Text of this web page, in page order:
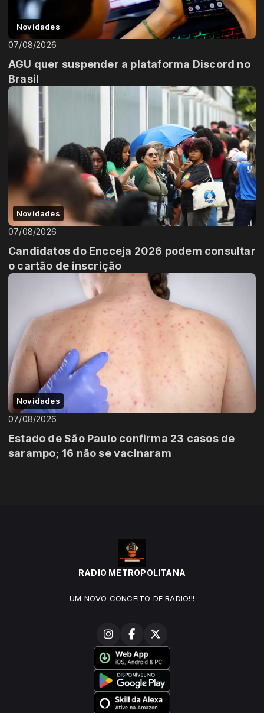
Novidades
07/08/2026
AGU quer suspender a plataforma Discord no
Brasil
Novidades
07/08/2026
Candidatos do Encceja 2026 podem consultar
o cartão de inscrição
Novidades
07/08/2026
Estado de São Paulo confirma 23 casos de
sarampo; 16 não se vacinaram
RADIO METROPOLITANA
UM NOVO CONCEITO DE RADIO!!!